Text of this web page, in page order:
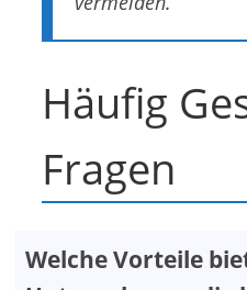
Häufig
Fragen
Welche Vorteile